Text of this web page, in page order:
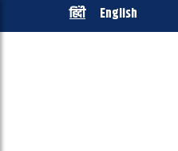
हिंदी English